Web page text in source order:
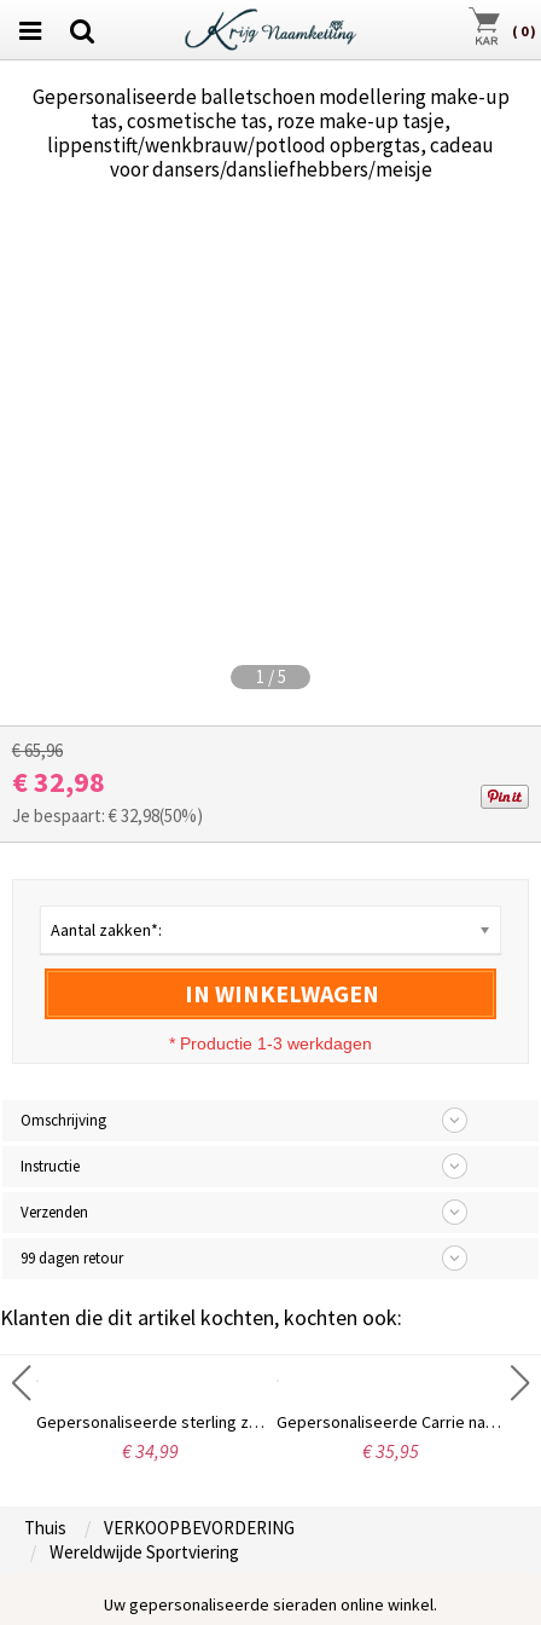
( 0)
Gepersonaliseerde balletschoen modellering make-up
tas, cosmetische tas, roze make-up tasje,
lippenstift/wenkbrauw/potlood opbergtas, cadeau
voor dansers/dansliefhebbers/meisje
1 /5
€ 65,96
€ 32,98
Je bespaart: €32,98(50%)
Aantal zakken*:
IN WINKELWAGEN
* Productie 1-3 werkdagen
Omschrijving
Instructie
Verzenden
99 dagen retour
Klanten die dit artikel kochten, kochten ook:
Gepersonaliseerde sterling zilveren naamplaat ketting met sierletters
€ 34,99
Gepersonaliseerde Carrie naamketting, 18 karaats verguld.
€ 35,95
Thuis
VERKOOPBEVORDERING
Wereldwijde Sportviering
Uw gepersonaliseerde sieraden online winkel.